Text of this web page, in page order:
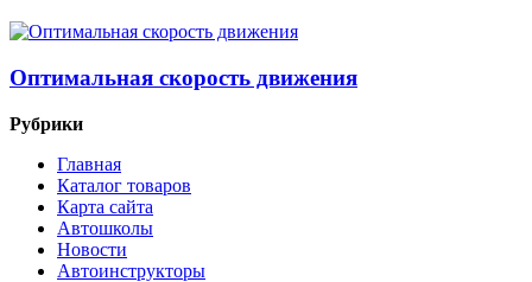
Оптимальная скорость движения
Рубрики
Главная
Каталог товаров
Карта сайта
Автошколы
Новости
Автоинструкторы